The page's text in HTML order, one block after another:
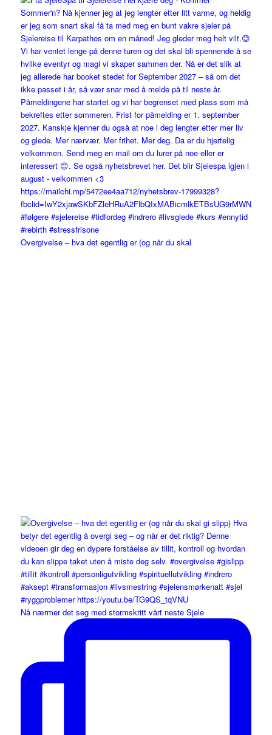
Overgivelse – hva det egentlig er (og når du skal
Nå nærmer det seg med stormskritt vårt neste Sjele